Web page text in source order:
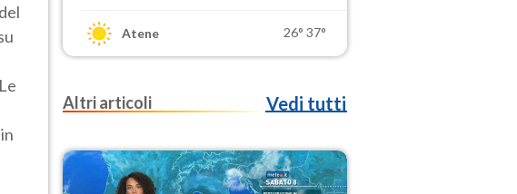
Atene 26° 37°
Altri articoli Vedi tutti